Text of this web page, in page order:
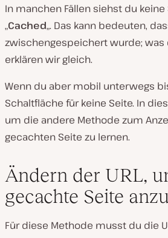
In manchen Fällen siehst du
„Cached„. Das kann bedeuten,
zwischengespeichert wurde; was
erklären wir gleich.
Wenn du aber mobil unterwegs
Schaltfläche für keine Seite. In
um die andere Methode zum
gecachten Seite zu lernen.
Ändern der URL,
gecachte Seite
Für diese Methode musst du die